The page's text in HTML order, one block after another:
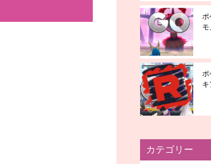
ポ
モ
ポ
キ
カテゴリー